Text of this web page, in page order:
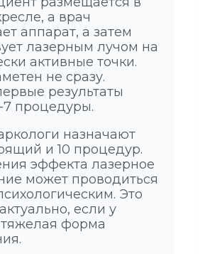
а врач
аппарат, а затем
лазерным лучом на
активные точки.
не сразу.
результаты
процедуры.
назначают
и 10 процедур.
эффекта лазерное
может проводиться
Это
если у
форма